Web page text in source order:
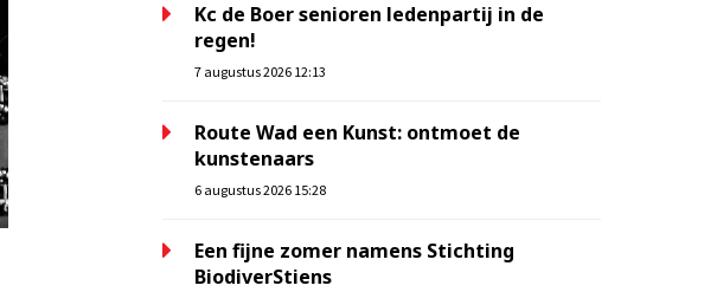
Kc de Boer senioren ledenpartij in de
regen!
7 augustus 2026 12:13
Route Wad een Kunst: ontmoet de
kunstenaars
6 augustus 2026 15:28
Een fijne zomer namens Stichting
BiodiverStiens